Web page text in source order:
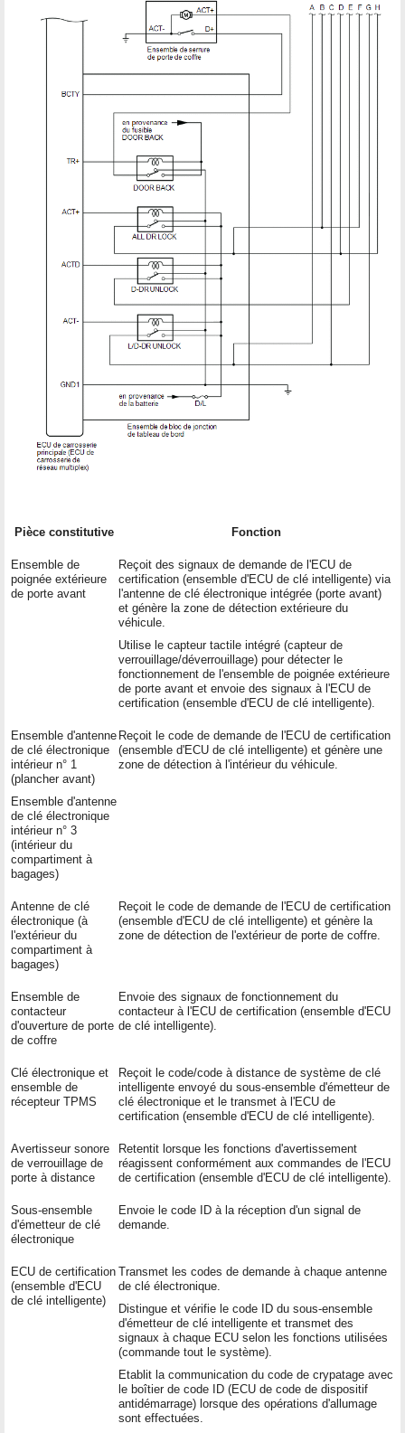
Pièce constitutive Fonction
Ensemble de
poignée extérieure
de porte avant
Reçoit des signaux de demande de l'ECU de
certification (ensemble d'ECU de clé intelligente) via
l'antenne de clé électronique intégrée (porte avant)
et génère la zone de détection extérieure du
véhicule.
Utilise le capteur tactile intégré (capteur de
verrouillage/déverrouillage) pour détecter le
fonctionnement de l'ensemble de poignée extérieure
de porte avant et envoie des signaux à l'ECU de
certification (ensemble d'ECU de clé intelligente).
Ensemble d'antenne
de clé électronique
intérieur n° 1
(plancher avant)
Ensemble d'antenne
de clé électronique
intérieur n° 3
(intérieur du
compartiment à
bagages)
Reçoit le code de demande de l'ECU de certification
(ensemble d'ECU de clé intelligente) et génère une
zone de détection à l'intérieur du véhicule.
Antenne de clé
électronique (à
l'extérieur du
compartiment à
bagages)
Reçoit le code de demande de l'ECU de certification
(ensemble d'ECU de clé intelligente) et génère la
zone de détection de l'extérieur de porte de coffre.
Ensemble de
contacteur
d'ouverture de porte
de coffre
Envoie des signaux de fonctionnement du
contacteur à l'ECU de certification (ensemble d'ECU
de clé intelligente).
Clé électronique et
ensemble de
récepteur TPMS
Reçoit le code/code à distance de système de clé
intelligente envoyé du sous-ensemble d'émetteur de
clé électronique et le transmet à l'ECU de
certification (ensemble d'ECU de clé intelligente).
Avertisseur sonore
de verrouillage de
porte à distance
Retentit lorsque les fonctions d'avertissement
réagissent conformément aux commandes de l'ECU
de certification (ensemble d'ECU de clé intelligente).
Sous-ensemble
d'émetteur de clé
électronique
Envoie le code ID à la réception d'un signal de
demande.
ECU de certification
(ensemble d'ECU
de clé intelligente)
Transmet les codes de demande à chaque antenne
de clé électronique.
Distingue et vérifie le code ID du sous-ensemble
d'émetteur de clé intelligente et transmet des
signaux à chaque ECU selon les fonctions utilisées
(commande tout le système).
Etablit la communication du code de crypatage avec
le boîtier de code ID (ECU de code de dispositif
antidémarrage) lorsque des opérations d'allumage
sont effectuées.